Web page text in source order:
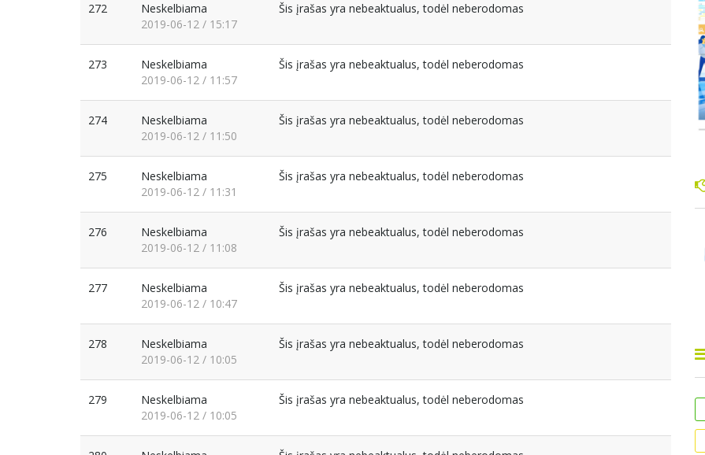
272
Neskelbiama
2019-06-12 / 15:17
Šis įrašas yra nebeaktualus, todėl neberodomas
273
Neskelbiama
2019-06-12 / 11:57
Šis įrašas yra nebeaktualus, todėl neberodomas
274
Neskelbiama
2019-06-12 / 11:50
Šis įrašas yra nebeaktualus, todėl neberodomas
275
Neskelbiama
2019-06-12 / 11:31
Šis įrašas yra nebeaktualus, todėl neberodomas
276
Neskelbiama
2019-06-12 / 11:08
Šis įrašas yra nebeaktualus, todėl neberodomas
277
Neskelbiama
2019-06-12 / 10:47
Šis įrašas yra nebeaktualus, todėl neberodomas
278
Neskelbiama
2019-06-12 / 10:05
Šis įrašas yra nebeaktualus, todėl neberodomas
279
Neskelbiama
2019-06-12 / 10:05
Šis įrašas yra nebeaktualus, todėl neberodomas